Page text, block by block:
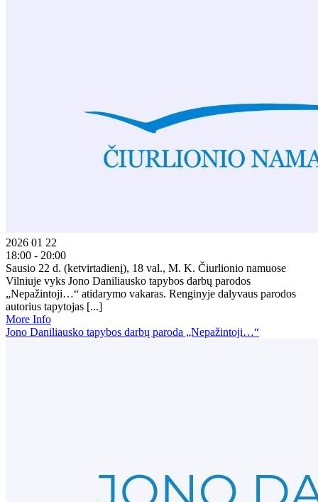
2026 01 22
18:00 - 20:00
Sausio 22 d. (ketvirtadienį), 18 val., M. K. Čiurlionio namuose
Vilniuje vyks Jono Daniliausko tapybos darbų parodos
„Nepažintoji…“ atidarymo vakaras. Renginyje dalyvaus parodos
autorius tapytojas [...]
More Info
Jono Daniliausko tapybos darbų paroda „Nepažintoji…“